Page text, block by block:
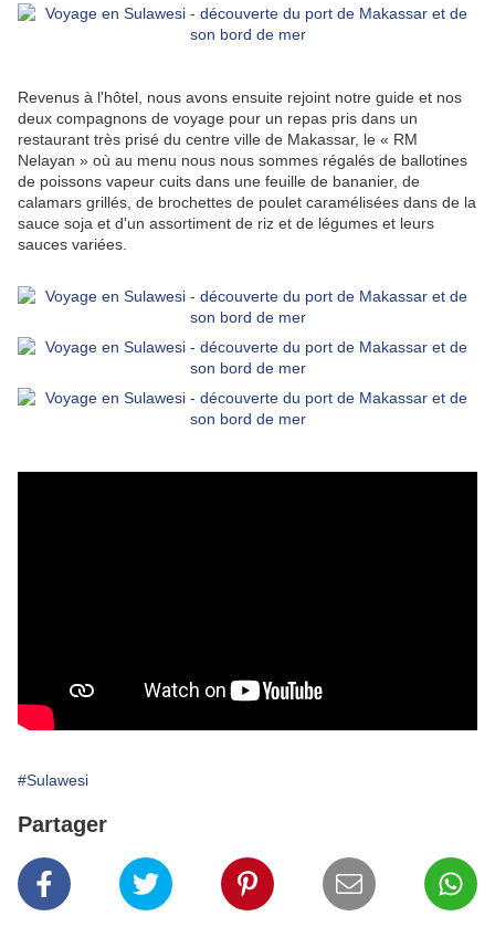
Revenus à l'hôtel, nous avons ensuite rejoint notre guide et nos
deux compagnons de voyage pour un repas pris dans un
restaurant très prisé du centre ville de Makassar, le « RM
Nelayan » où au menu nous nous sommes régalés de ballotines
de poissons vapeur cuits dans une feuille de bananier, de
calamars grillés, de brochettes de poulet caramélisées dans de la
sauce soja et d'un assortiment de riz et de légumes et leurs
sauces variées.
#Sulawesi
Partager